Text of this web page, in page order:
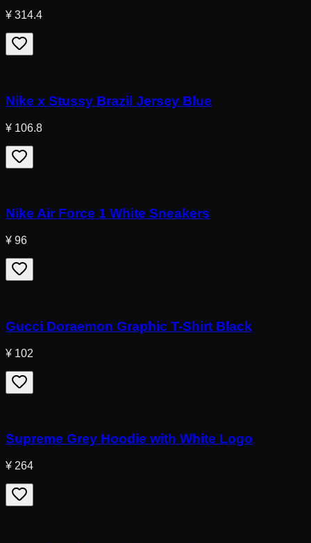
¥ 314.4
Nike x Stussy Brazil Jersey Blue
¥ 106.8
Nike Air Force 1 White Sneakers
¥ 96
Gucci Doraemon Graphic T-Shirt Black
¥ 102
Supreme Grey Hoodie with White Logo
¥ 264